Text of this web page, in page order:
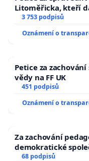
Litoměřicka, kteří
a umírání zvířete
3 753 podpisů
Oznámení o
Petice za
vědy na FF UK
451 podpisů
Oznámení o
Za zachování
demokratické
68 podpisů